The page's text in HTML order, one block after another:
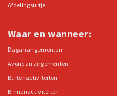
Afdelingsuitje
Waar en wanneer:
Dagarrangementen
Avondarrangementen
Buitenactiviteiten
Binnenactiviteiten